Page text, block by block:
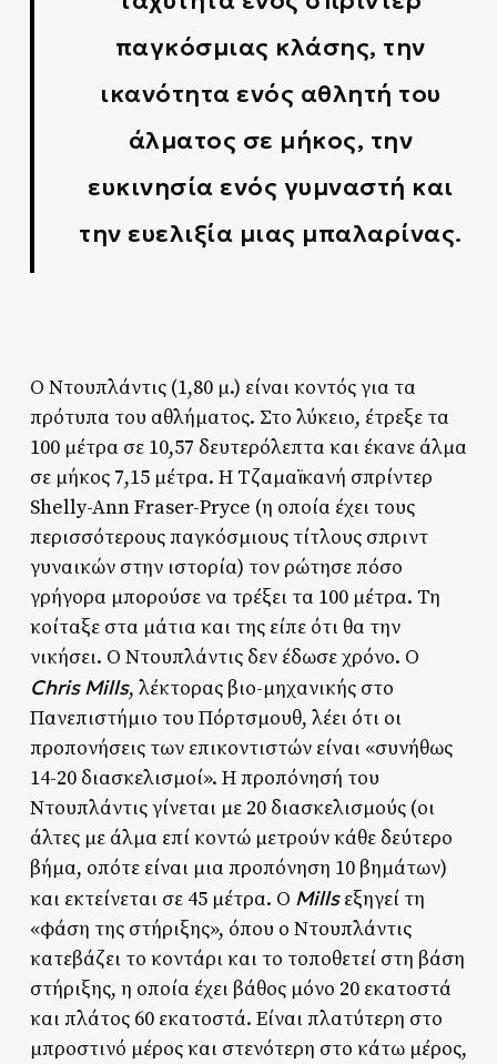
παγκόσμιας κλάσης, την
ικανότητα ενός αθλητή του
άλματος σε μήκος, την
ευκινησία ενός γυμναστή και
την ευελιξία μιας μπαλαρίνας.
Ο Ντουπλάντις (1,80 μ.) είναι κοντός για τα
πρότυπα του αθλήματος. Στο λύκειο, έτρεξε τα
100 μέτρα σε 10,57 δευτερόλεπτα και έκανε άλμα
σε μήκος 7,15 μέτρα. Η Τζαμαϊκανή σπρίντερ
Shelly-Ann Fraser-Pryce (η οποία έχει τους
περισσότερους παγκόσμιους τίτλους σπριντ
γυναικών στην ιστορία) τον ρώτησε πόσο
γρήγορα μπορούσε να τρέξει τα 100 μέτρα. Τη
κοίταξε στα μάτια και της είπε ότι θα την
νικήσει. Ο Ντουπλάντις δεν έδωσε χρόνο. Ο
Chris Mills, λέκτορας βιο-μηχανικής στο
Πανεπιστήμιο του Πόρτσμουθ, λέει ότι οι
προπονήσεις των επικοντιστών είναι «συνήθως
14-20 διασκελισμοί». Η προπόνησή του
Ντουπλάντις γίνεται με 20 διασκελισμούς (οι
άλτες με άλμα επί κοντώ μετρούν κάθε δεύτερο
βήμα, οπότε είναι μια προπόνηση 10 βημάτων)
και εκτείνεται σε 45 μέτρα. Ο Millsεξηγεί τη
«φάση της στήριξης», όπου ο Ντουπλάντις
κατεβάζει το κοντάρι και το τοποθετεί στη βάση
στήριξης, η οποία έχει βάθος μόνο 20 εκατοστά
και πλάτος 60 εκατοστά. Είναι πλατύτερη στο
μπροστινό μέρος και στενότερη στο κάτω μέρος,